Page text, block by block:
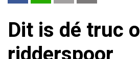
Dit is dé truc